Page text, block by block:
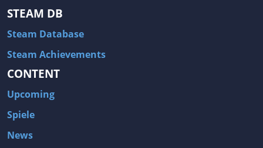
STEAM DB
Steam Database
Steam Achievements
CONTENT
Upcoming
Spiele
News